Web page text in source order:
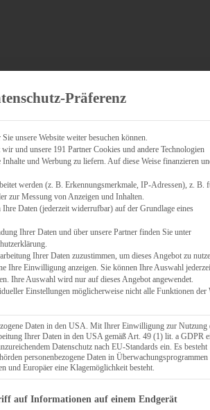
Präferenz
unsere Website weiter besuchen können.
und unsere 191 Partner Cookies und andere Technologien
und Werbung zu liefern. Auf diese Weise finanzieren
werden (z. B. Erkennungsmerkmale, IP-Adressen), z. B.
zur Messung von Anzeigen und Inhalten.
Ihre Daten (jederzeit widerrufbar) auf der Grundlage eines
Ihrer Daten und über unsere Partner finden Sie unter
Ihrer Daten zuzustimmen, um dieses Angebot zu
Ihre Einwilligung anzeigen. Sie können Ihre Auswahl
Ihre Auswahl wird nur auf dieses Angebot angewendet.
Einstellungen möglicherweise nicht alle Funktionen der
Daten in den USA. Mit Ihrer Einwilligung zur Nutzung
Ihrer Daten in den USA gemäß Art. 49 (1) lit. a GDPR
Datenschutz nach EU-Standards ein. Es besteht
personenbezogene Daten in Überwachungsprogrammen
und Europäer eine Klagemöglichkeit besteht.
der Zwecke des IAB Transparency and
auf Informationen auf einem Endgerät